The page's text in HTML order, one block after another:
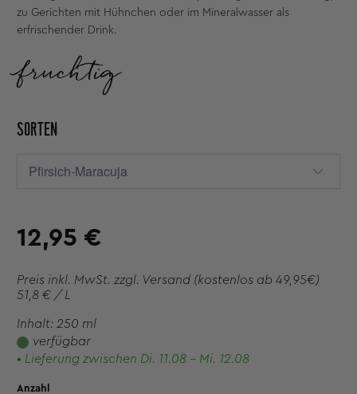
zu Gerichten mit Hühnchen oder im Mineralwasser als
erfrischender Drink.
fruchtig
SORTEN
12,95 €
Preis inkl. MwSt. zzgl. Versand (kostenlos ab 49,95€)
51,8 € / L
Inhalt: 250 ml
verfügbar
• Lieferung zwischen Di. 11.08 - Mi. 12.08
Anzahl